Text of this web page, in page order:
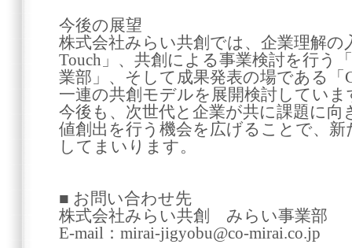
今後の展望
株式会社みらい共創では、企業理解の
Touch」、共創による事業検討を行う
業部」、そして成果発表の場である
一連の共創モデルを展開検討していま
今後も、次世代と企業が共に課題に向
値創出を行う機会を広げることで、
してまいります。
■ お問い合わせ先
株式会社みらい共創 みらい事業部
E-mail：mirai-jigyobu@co-mirai.co.jp